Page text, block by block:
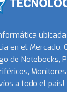
en el Mercado.
de Notebooks,
a todo el país!